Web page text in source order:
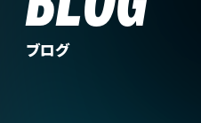
ブログ